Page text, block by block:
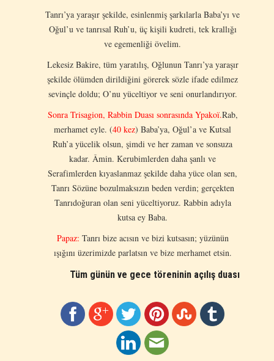
Tanrı’ya yaraşır şekilde, esinlenmiş şarkılarla Baba’yı ve
Oğul’u ve tanrısal Ruh’u, üç kişili kudreti, tek krallığı
ve egemenliği övelim.
Lekesiz Bakire, tüm yaratılış, Oğlunun Tanrı’ya yaraşır
şekilde ölümden dirildiğini görerek sözle ifade edilmez
sevinçle doldu; O’nu yüceltiyor ve seni onurlandırıyor.
Sonra Trisagion, Rabbin Duası sonrasında Ypakoï.Rab,
merhamet eyle. (40 kez) Baba’ya, Oğul’a ve Kutsal
Ruh’a yücelik olsun, şimdi ve her zaman ve sonsuza
kadar. Âmin. Kerubimlerden daha şanlı ve
Serafimlerden kıyaslanmaz şekilde daha yüce olan sen,
Tanrı Sözüne bozulmaksızın beden verdin; gerçekten
Tanrıdoğuran olan seni yüceltiyoruz. Rabbin adıyla
kutsa ey Baba.
Papaz: Tanrı bize acısın ve bizi kutsasın; yüzünün
ışığını üzerimizde parlatsın ve bize merhamet etsin.
Tüm günün ve gece töreninin açılış duası